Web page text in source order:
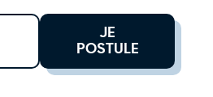
JE
POSTULE